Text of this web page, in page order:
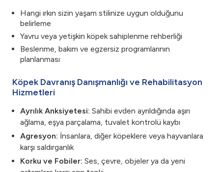
Hangi ırkın sizin yaşam stilinize uygun olduğunu
belirleme
​Yavru veya yetişkin köpek sahiplenme rehberliği
Beslenme, bakım ve egzersiz programlarının
planlanması
Köpek Davranış Danışmanlığı ve Rehabilitasyon
Hizmetleri
Ayrılık Anksiyetesi: Sahibi evden ayrıldığında aşırı
ağlama, eşya parçalama, tuvalet kontrolü kaybı
Agresyon: İnsanlara, diğer köpeklere veya hayvanlara
karşı saldırganlık
Korku ve Fobiler: Ses, çevre, objeler ya da yeni